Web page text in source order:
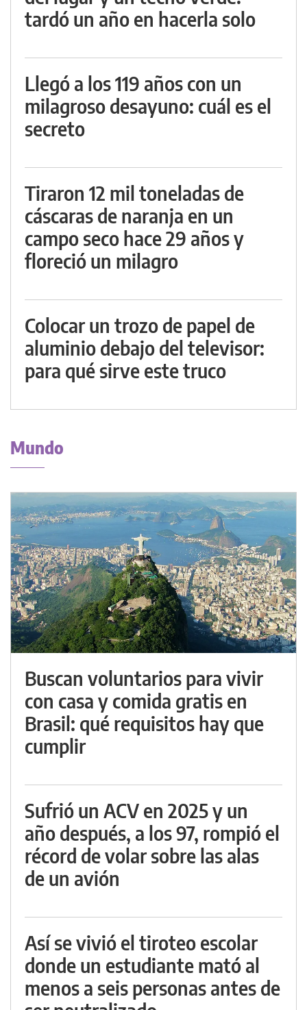
tardó un año en hacerla solo
Llegó a los 119 años con un
milagroso desayuno: cuál es el
secreto
Tiraron 12 mil toneladas de
cáscaras de naranja en un
campo seco hace 29 años y
floreció un milagro
Colocar un trozo de papel de
aluminio debajo del televisor:
para qué sirve este truco
Mundo
Buscan voluntarios para vivir
con casa y comida gratis en
Brasil: qué requisitos hay que
cumplir
Sufrió un ACV en 2025 y un
año después, a los 97, rompió el
récord de volar sobre las alas
de un avión
Así se vivió el tiroteo escolar
donde un estudiante mató al
menos a seis personas antes de